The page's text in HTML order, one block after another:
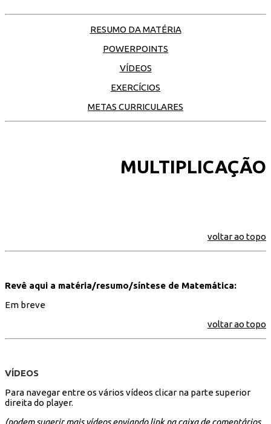
RESUMO DA MATÉRIA
POWERPOINTS
VÍDEOS
EXERCÍCIOS
METAS CURRICULARES
MULTIPLICAÇÃO
voltar ao topo
Revê aqui a matéria/resumo/síntese de Matemática:
Em breve
voltar ao topo
VÍDEOS
Para navegar entre os vários vídeos clicar na parte superior
direita do player.